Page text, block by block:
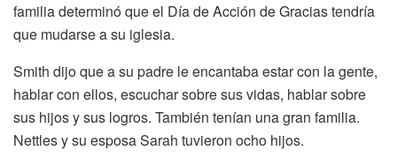
familia determinó que el Día de Acción de Gracias tendría
que mudarse a su iglesia.
Smith dijo que a su padre le encantaba estar con la gente,
hablar con ellos, escuchar sobre sus vidas, hablar sobre
sus hijos y sus logros. También tenían una gran familia.
Nettles y su esposa Sarah tuvieron ocho hijos.